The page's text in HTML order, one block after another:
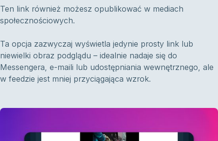
Ten link również możesz opublikować w mediach
społecznościowych.
Ta opcja zazwyczaj wyświetla jedynie prosty link lub
niewielki obraz podglądu – idealnie nadaje się do
Messengera, e-maili lub udostępniania wewnętrznego, ale
w feedzie jest mniej przyciągająca wzrok.